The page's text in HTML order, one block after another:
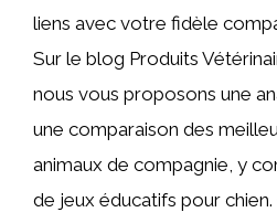
liens avec votre fidèle
Sur le blog Produits
nous vous proposons une
une comparaison des
animaux de compagnie, y
de jeux éducatifs pour